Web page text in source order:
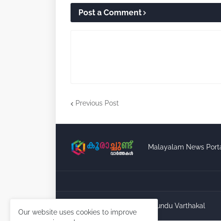
Post a Comment
Previous Post
Malayalam News
Koorachundu Varthakal
Our website uses cookies to improve